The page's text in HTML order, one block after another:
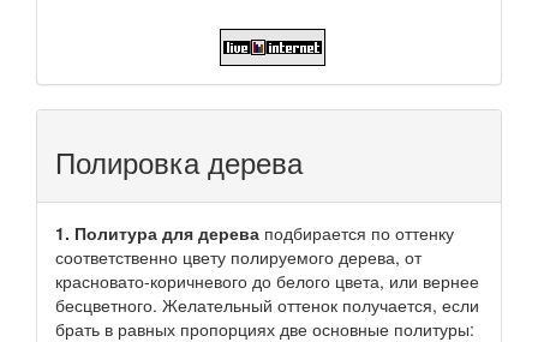
Полировка дерева
1. Политура для дерева подбирается по оттенку
соответственно цвету полируемого дерева, от
красновато-коричневого до белого цвета, или вернее
бесцветного. Желательный оттенок получается, если
брать в равных пропорциях две основные политуры: